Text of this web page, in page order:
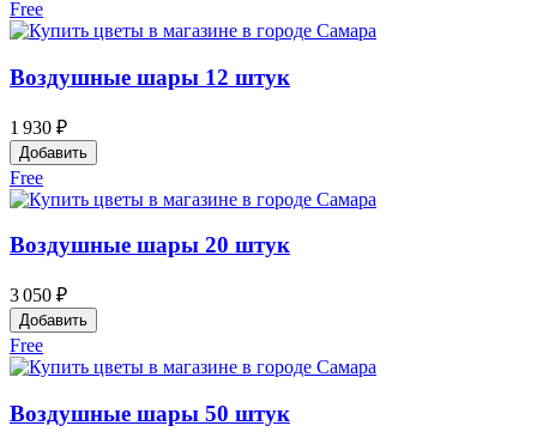
Free
Воздушные шары 12 штук
1 930 ₽
Добавить
Free
Воздушные шары 20 штук
3 050 ₽
Добавить
Free
Воздушные шары 50 штук